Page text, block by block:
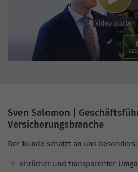
Sven Salomon |
Versicherungsbranche
Der Kunde schätzt an uns besonders:
ehrlicher und transparenter